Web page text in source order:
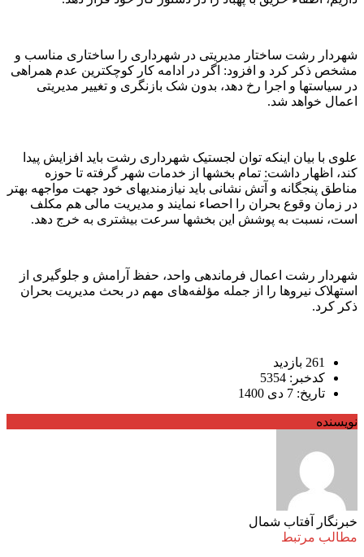
شهردار رشت ساختار مدیریتی در شهرداری را ساختاری مناسب و
مشخص ذکر کرد و افزود: اگر در ادامه کار کوچکترین عدم همراهی
در سیاستها و اجرا رخ دهد، بدون شک بازنگری و تغییر مدیریتی
اعمال خواهد شد.
علوی با بیان اینکه توان لجستیک شهرداری رشت باید افزایش پیدا
کند، اظهار داشت: تمام بخشها از خدمات شهر گرفته تا حوزه
مناطق پنجگانه و آتش‌ نشانی باید نیازمندیهای خود جهت مواجهه بهتر
در زمان وقوع بحران را احصاء نمایند و مدیریت مالی هم مکلف
است، نسبت به پوشش این بخشها سرعت بیشتری به خرج دهد.
شهردار رشت اعمال فرماندهی واحد، حفظ آرامش و جلوگیری از
استهلاک نیروها را از جمله مؤلفه‌های مهم در بحث مدیریت بحران
ذکر کرد.
261 بازدید
کدخبر: 5354
تاریخ: 7 دی 1400
نویسنده
خبرنگار آفتاب شمال
مطالب مرتبط